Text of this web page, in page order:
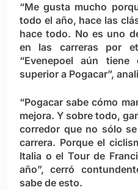
“Me gusta mucho
todo el año, hace las
hace todo. No es uno
en las carreras por
“Evenepoel aún
superior a Pogacar”,
“Pogacar sabe cómo
mejora. Y sobre todo,
corredor que no sólo
carrera. Porque el
Italia o el Tour de
año”, cerró
sabe de esto.